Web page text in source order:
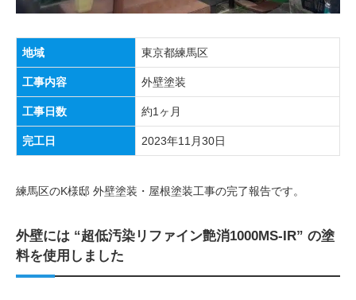
地域 東京都練馬区
工事内容 外壁塗装
工事日数 約1ヶ月
完工日 2023年11月30日
練馬区のK様邸 外壁塗装・屋根塗装工事の完了報告です。
外壁には “超低汚染リファイン艶消1000MS-IR” の塗
料を使用しました